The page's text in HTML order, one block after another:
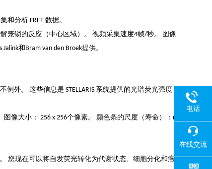
分析 FRET 数据。
解笼锁的反应（中心区域）。 视频采集速度4帧/秒。 图像
和Bram van den Broek提供。
例外。 这些信息是 STELLARIS 系统提供的光谱荧光强度
像大小： 256 x 256个像素。 颜色条的尺度（寿命）：n
。 您现在可以将自发荧光转化为代谢状态、细胞分化和癌
电话
在线交流